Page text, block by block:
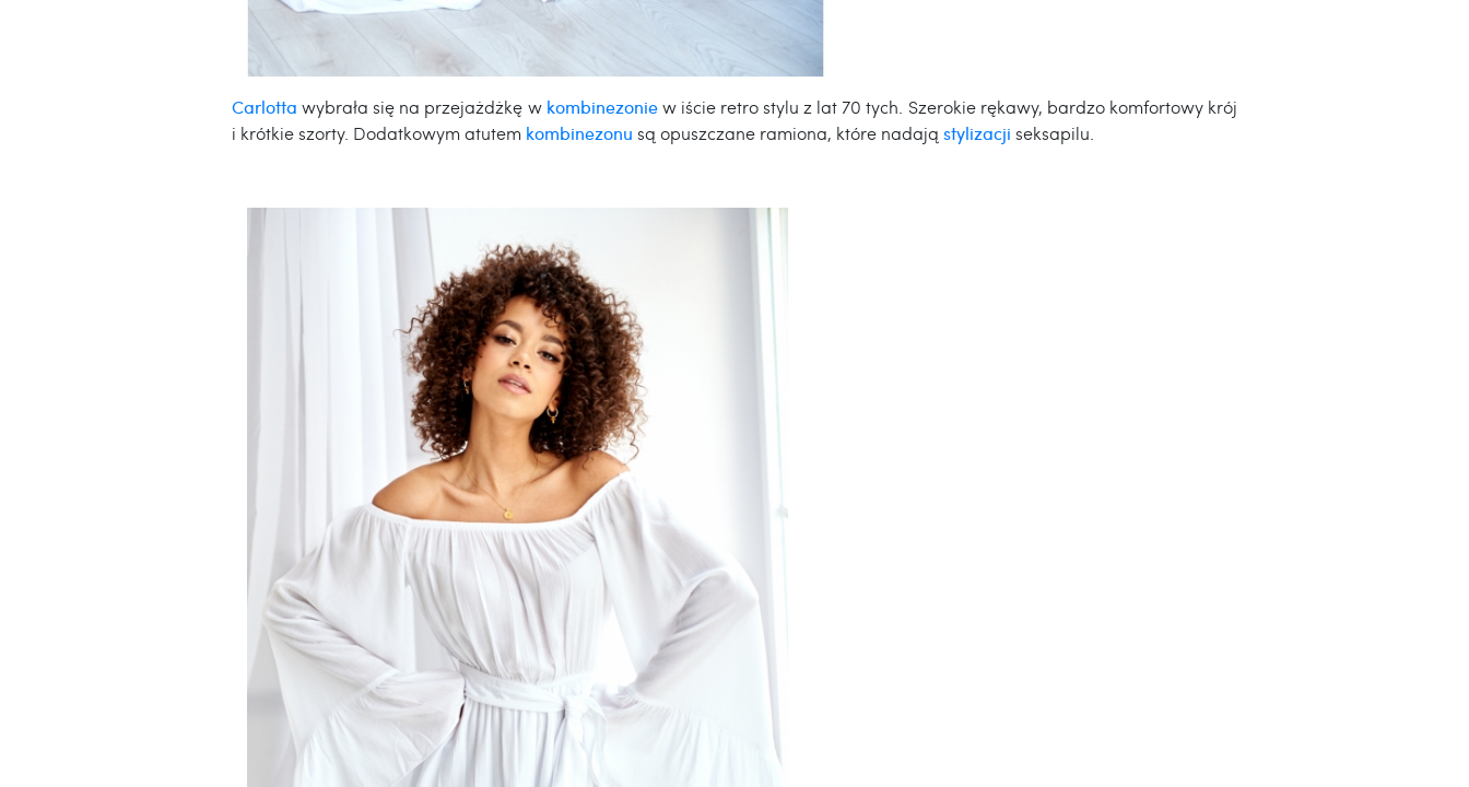
Carlotta wybrała się na przejażdżkę w kombinezoniew iście retro stylu z lat 70 tych. Szerokie rękawy, bardzo komfortowy krój
i krótkie szorty. Dodatkowym atutem kombinezonu są opuszczane ramiona, które nadają stylizacji seksapilu.